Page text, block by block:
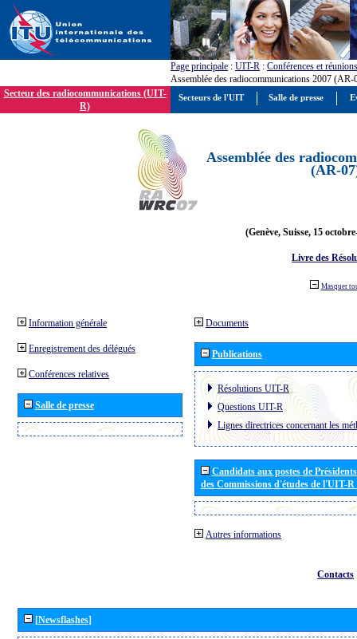
Page principale : UIT-R : Conférences et réunions
Assemblée des radiocommunications 2007 (AR-
Secteur des radiocommunications (UIT-
R)
Assemblée des
(AR-
(Genève, Suisse, 15
Livre des
Masquer
Information générale
Enregistrement des délégués
Conférences relatives
Salle de presse
Documents
Publications
Résolutions UIT-R
Questions UIT-R
Lignes directrices concernant les
Candidats aux postes de
des Commissions d'études de l'UIT-
Autres informations
Contacts
[Newsflashes]
Secteurs de l'UIT Salle de presse